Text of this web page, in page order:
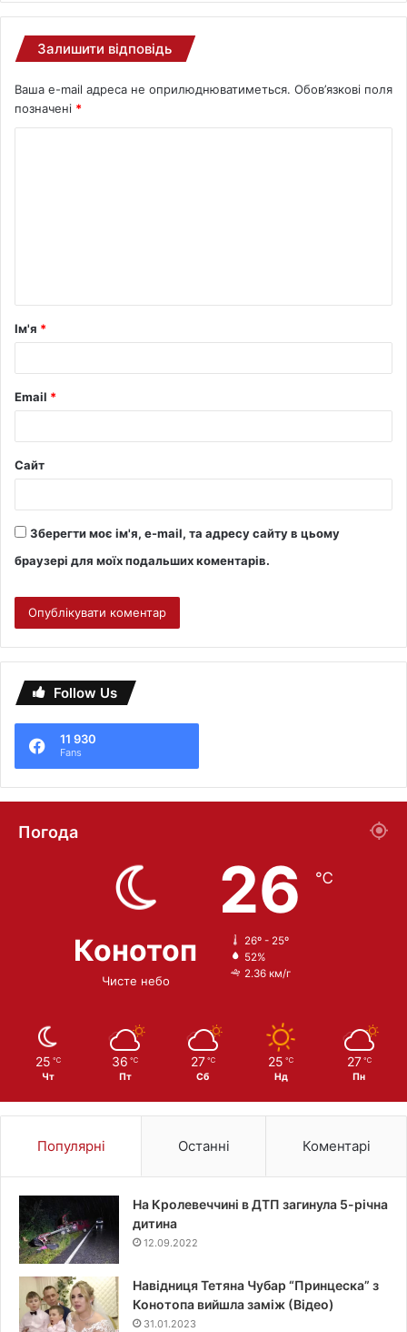
Залишити відповідь
Ваша e-mail адреса не оприлюднюватиметься. Обов’язкові поля
позначені *
Ім'я *
Email *
Сайт
Зберегти моє ім'я, e-mail, та адресу сайту в цьому
браузері для моїх подальших коментарів.
Follow Us
11 930
Fans
Погода
Конотоп
Чисте небо
26 ℃
26º - 25º
52%
2.36 км/г
25 ℃
Чт
36 ℃
Пт
27 ℃
Сб
25 ℃
Нд
27 ℃
Пн
Популярні Останні Коментарі
На Кролевеччині в ДТП загинула 5-річна
дитина
12.09.2022
Навідниця Тетяна Чубар “Принцеска” з
Конотопа вийшла заміж (Відео)
31.01.2023